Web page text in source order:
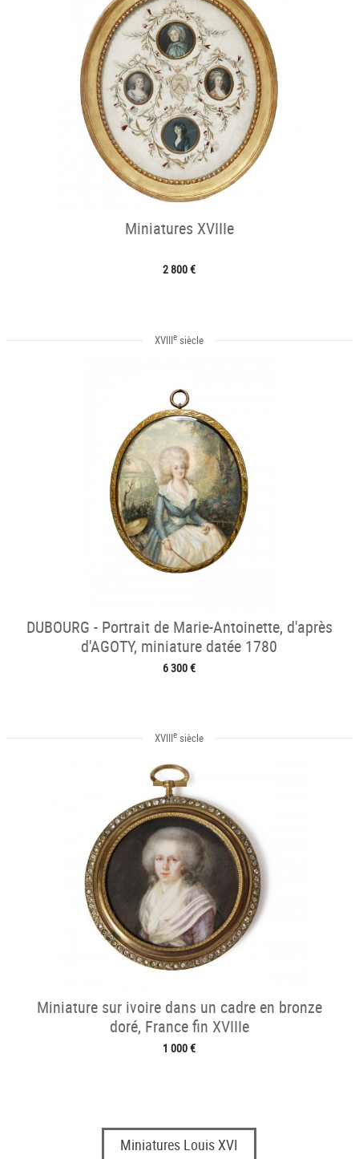
Miniatures XVIIIe
2 800 €
XVIIIe siècle
DUBOURG - Portrait de Marie-Antoinette, d'après
d'AGOTY, miniature datée 1780
6 300 €
XVIIIe siècle
Miniature sur ivoire dans un cadre en bronze
doré, France fin XVIIIe
1 000 €
Miniatures Louis XVI